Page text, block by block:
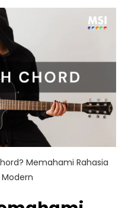
Memahami Rahasia